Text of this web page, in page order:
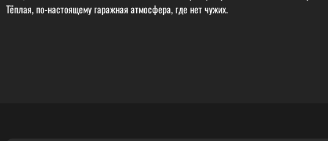
Тёплая, по-настоящему гаражная атмосфера, где нет чужих.